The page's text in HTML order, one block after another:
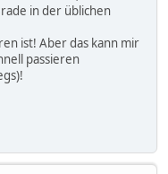
in der üblichen
ist! Aber das kann mir
passieren